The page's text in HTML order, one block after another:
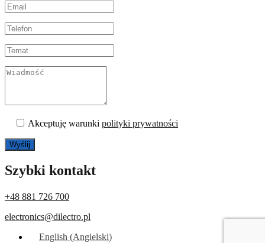
Akceptuję warunki polityki prywatności
Szybki kontakt
+48 881 726 700
electronics@dilectro.pl
English (Angielski)